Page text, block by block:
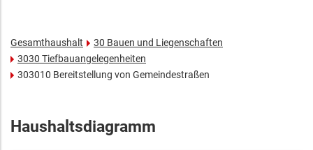
Gesamthaushalt
30 Bauen und Liegenschaften
3030 Tiefbauangelegenheiten
303010 Bereitstellung von Gemeindestraßen
Haushaltsdiagramm